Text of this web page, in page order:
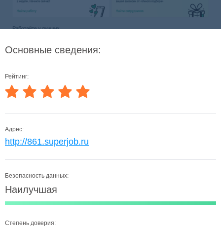
Основные сведения:
Рейтинг:
Адрес:
http://861.superjob.ru
Безопасность данных:
Наилучшая
Степень доверия: